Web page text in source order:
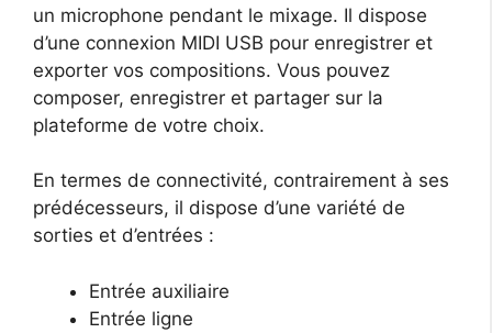
un microphone pendant le mixage. Il dispose
d’une connexion MIDI USB pour enregistrer et
exporter vos compositions. Vous pouvez
composer, enregistrer et partager sur la
plateforme de votre choix.
En termes de connectivité, contrairement à ses
prédécesseurs, il dispose d’une variété de
sorties et d’entrées :
Entrée auxiliaire
Entrée ligne